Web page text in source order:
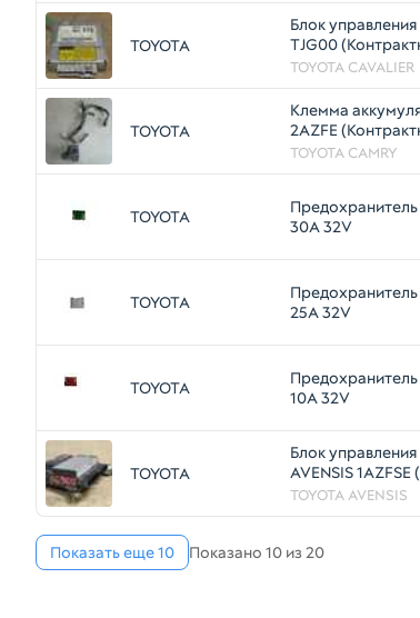
TOYOTA
Блок управления
TJG00
TOYOTA CAVALIER
TOYOTA
Клемма
2AZFE
TOYOTA CAMRY
TOYOTA
Предохранитель
30A 32V
TOYOTA
25A 32V
TOYOTA
Предохранитель
10A 32V
TOYOTA
Блок
AVENSIS
79590793
TOYOTA AVENSIS
Показать еще 10 Показано 10 из 20